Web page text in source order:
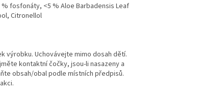
fosfonáty, <5 % Aloe Barbadensis Leaf
Citronellol
výrobku. Uchovávejte mimo dosah dětí.
kontaktní čočky, jsou-li nasazeny a
obsah/obal podle místních předpisů.